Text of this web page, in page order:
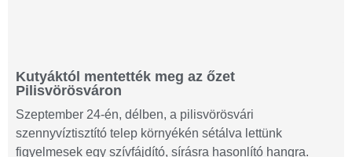
Kutyáktól mentették meg az őzet
Pilisvörösváron
Szeptember 24-én, délben, a pilisvörösvári
szennyvíztisztító telep környékén sétálva lettünk
figyelmesek egy szívfájdító, sírásra hasonlító hangra.